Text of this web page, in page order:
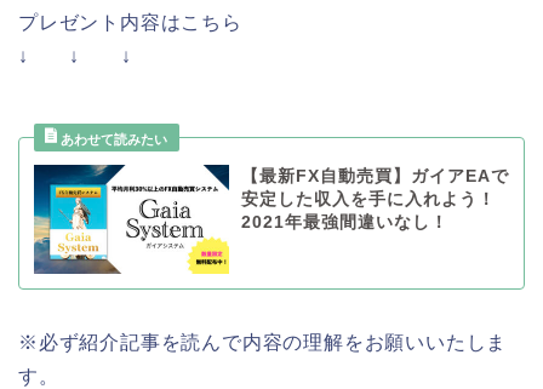
プレゼント内容はこちら
↓ ↓ ↓
【最新FX自動売買】ガイアEAで
安定した収入を手に入れよう！
2021年最強間違いなし！
※必ず紹介記事を読んで内容の理解をお願いいたしま
す。